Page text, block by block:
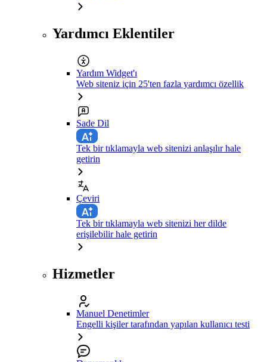
Yardımcı Eklentiler
Yardım Widget'ı
Web siteniz için 25'ten fazla yardımcı özellik
Sade Dil
Tek bir tıklamayla web sitenizi anlaşılır hale
getirin
Çeviri
Tek bir tıklamayla web sitenizi her dilde
erişilebilir hale getirin
Hizmetler
Manuel Denetimler
Engelli kişiler tarafından yapılan kullanıcı testi